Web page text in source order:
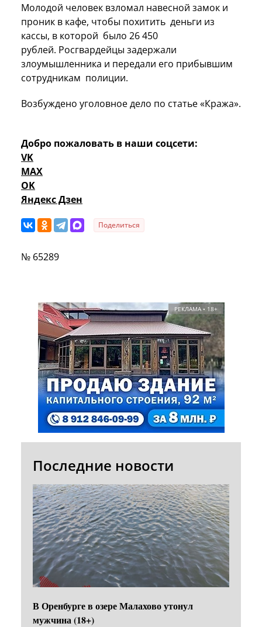
Молодой человек взломал навесной замок и
проник в кафе, чтобы похитить деньги из
кассы, в которой было 26 450
рублей. Росгвардейцы задержали
злоумышленника и передали его прибывшим
сотрудникам полиции.
Возбуждено уголовное дело по статье «Кража».
Добро пожаловать в наши соцсети:
VK
MAX
OK
Яндекс Дзен
Поделиться
№ 65289
РЕКЛАМА • 18+
Последние новости
В Оренбурге в озере Малахово утонул
мужчина (18+)